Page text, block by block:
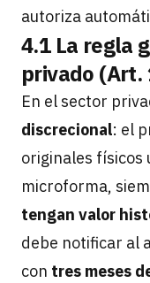
autoriza
4.1 La regla
privado (Art.
En el sector
discrecional: el
originales físicos
microforma,
tengan valor
debe notificar al
con tres meses